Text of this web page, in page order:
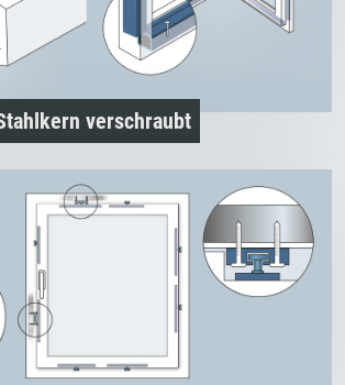
verschraubt